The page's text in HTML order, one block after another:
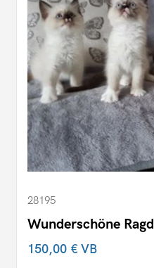
28195
Wunderschöne
150,00 €VB